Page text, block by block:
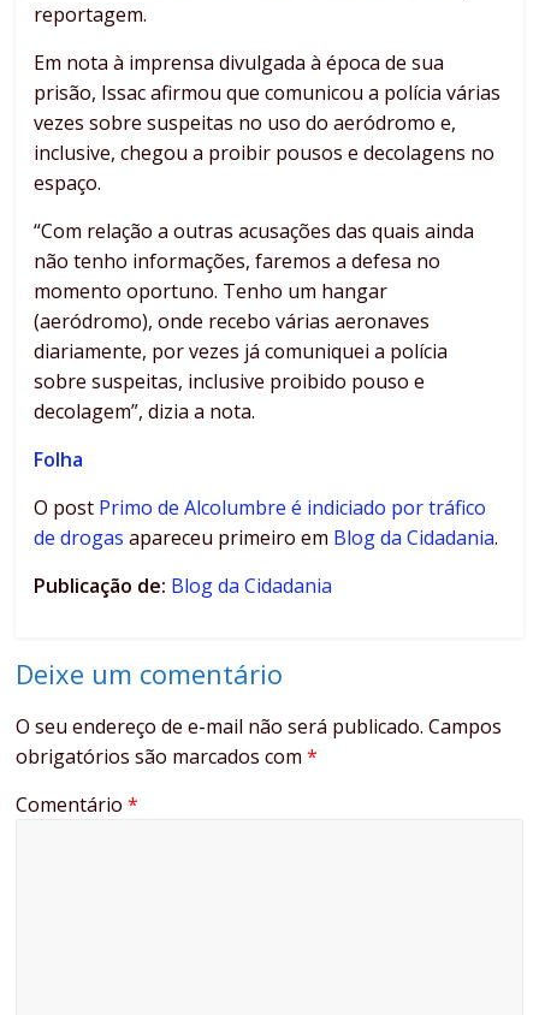
reportagem.
Em nota à imprensa divulgada à época de sua
prisão, Issac afirmou que comunicou a polícia várias
vezes sobre suspeitas no uso do aeródromo e,
inclusive, chegou a proibir pousos e decolagens no
espaço.
“Com relação a outras acusações das quais ainda
não tenho informações, faremos a defesa no
momento oportuno. Tenho um hangar
(aeródromo), onde recebo várias aeronaves
diariamente, por vezes já comuniquei a polícia
sobre suspeitas, inclusive proibido pouso e
decolagem”, dizia a nota.
Folha
O post Primo de Alcolumbre é indiciado por tráfico
de drogas apareceu primeiro em Blog da Cidadania.
Publicação de: Blog da Cidadania
Deixe um comentário
O seu endereço de e-mail não será publicado. Campos
obrigatórios são marcados com*
Comentário*